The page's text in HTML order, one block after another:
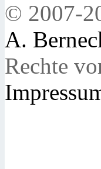
© 2007-
A.
Rechte